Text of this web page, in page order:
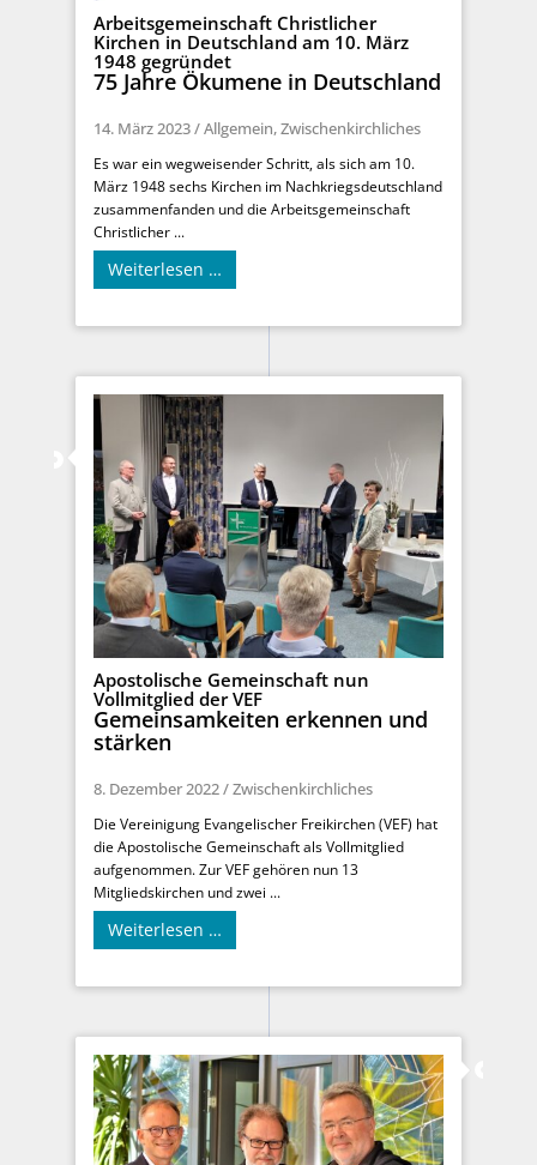
Arbeitsgemeinschaft Christlicher
Kirchen in Deutschland am 10. März
1948 gegründet
75 Jahre Ökumene in Deutschland
14. März 2023/Allgemein,Zwischenkirchliches
Es war ein wegweisender Schritt, als sich am 10.
März 1948 sechs Kirchen im Nachkriegsdeutschland
zusammenfanden und die Arbeitsgemeinschaft
Christlicher ...
Weiterlesen …
Apostolische Gemeinschaft nun
Vollmitglied der VEF
Gemeinsamkeiten erkennen und
stärken
8. Dezember 2022/Zwischenkirchliches
Die Vereinigung Evangelischer Freikirchen (VEF) hat
die Apostolische Gemeinschaft als Vollmitglied
aufgenommen. Zur VEF gehören nun 13
Mitgliedskirchen und zwei ...
Weiterlesen …